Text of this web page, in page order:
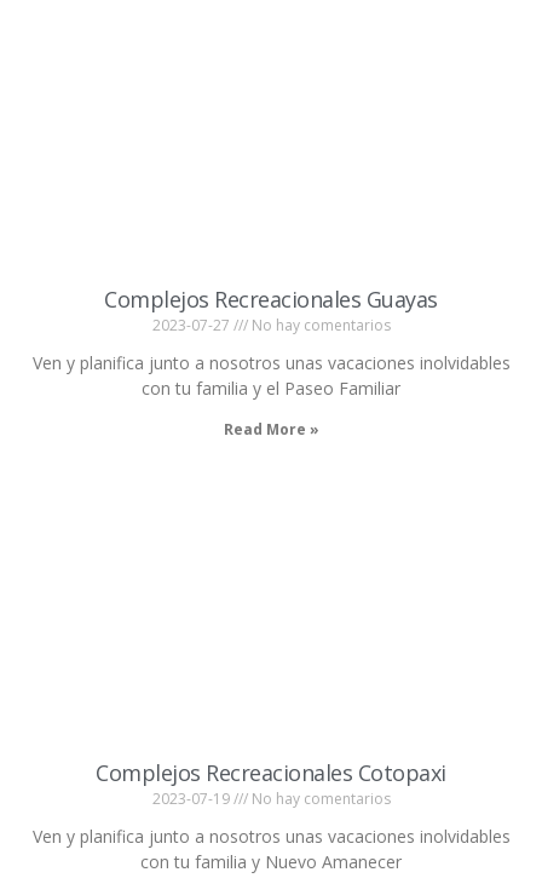
Complejos Recreacionales Guayas
2023-07-27 No hay comentarios
Ven y planifica junto a nosotros unas vacaciones inolvidables
con tu familia y el Paseo Familiar
Read More »
Complejos Recreacionales Cotopaxi
2023-07-19 No hay comentarios
Ven y planifica junto a nosotros unas vacaciones inolvidables
con tu familia y Nuevo Amanecer